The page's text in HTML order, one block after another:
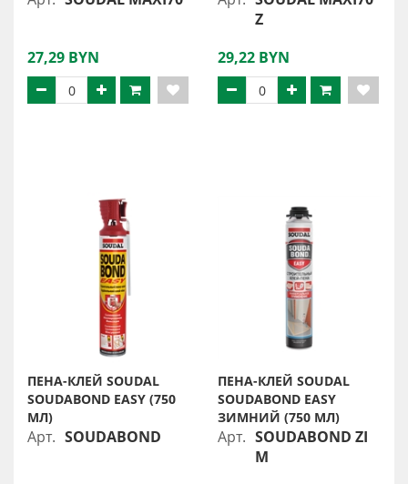
27,29 BYN
Z
29,22 BYN
ПЕНА-КЛЕЙ SOUDAL
SOUDABOND EASY (750
МЛ)
Арт. SOUDABOND
ПЕНА-КЛЕЙ SOUDAL
SOUDABOND EASY
ЗИМНИЙ (750 МЛ)
Арт. SOUDABOND ZI
M